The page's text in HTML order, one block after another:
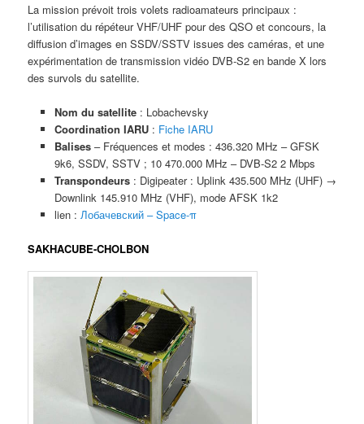
La mission prévoit trois volets radioamateurs principaux :
l’utilisation du répéteur VHF/UHF pour des QSO et concours, la
diffusion d’images en SSDV/SSTV issues des caméras, et une
expérimentation de transmission vidéo DVB‑S2 en bande X lors
des survols du satellite.​
Nom du satellite : Lobachevsky
Coordination IARU: Fiche IARU
Balises– Fréquences et modes : 436.320 MHz – GFSK
9k6, SSDV, SSTV ; 10 470.000 MHz – DVB-S2 2 Mbps
Transpondeurs: Digipeater : Uplink 435.500 MHz (UHF) →
Downlink 145.910 MHz (VHF), mode AFSK 1k2​
lien : Лобачевский – Space-π
SAKHACUBE-CHOLBON